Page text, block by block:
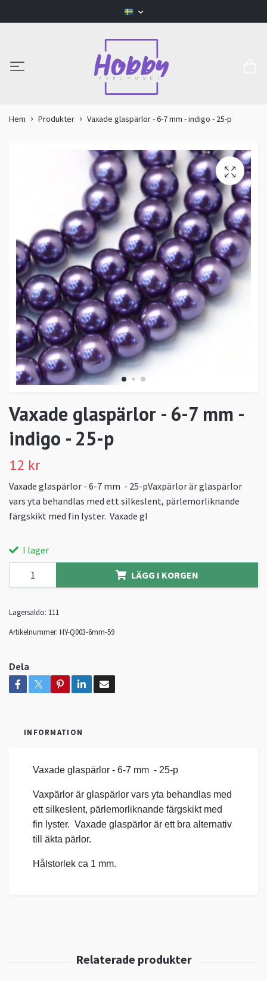
Hem Produkter Vaxade glaspärlor - 6-7 mm - indigo - 25-p
Vaxade glaspärlor - 6-7 mm -
indigo - 25-p
12 kr
Vaxade glaspärlor - 6-7 mm - 25-pVaxpärlor är glaspärlor
vars yta behandlas med ett silkeslent, pärlemorliknande
färgskikt med fin lyster. Vaxade gl
I lager
LÄGG I KORGEN
Lagersaldo: 111
Artikelnummer: HY-Q003-6mm-59
Dela
INFORMATION
Vaxade glaspärlor - 6-7 mm - 25-p
Vaxpärlor är glaspärlor vars yta behandlas med
ett silkeslent, pärlemorliknande färgskikt med
fin lyster. Vaxade glaspärlor är ett bra alternativ
till äkta pärlor.
Hålstorlek ca 1 mm.